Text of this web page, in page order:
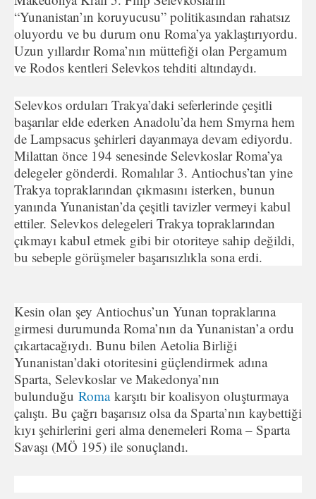
“Yunanistan’ın koruyucusu” politikasından rahatsız
oluyordu ve bu durum onu Roma’ya yaklaştırıyordu.
Uzun yıllardır Roma’nın müttefiği olan Pergamum
ve Rodos kentleri Selevkos tehditi altındaydı.
Selevkos orduları Trakya’daki seferlerinde çeşitli
başarılar elde ederken Anadolu’da hem Smyrna hem
de Lampsacus şehirleri dayanmaya devam ediyordu.
Milattan önce 194 senesinde Selevkoslar Roma’ya
delegeler gönderdi. Romalılar 3. Antiochus’tan yine
Trakya topraklarından çıkmasını isterken, bunun
yanında Yunanistan’da çeşitli tavizler vermeyi kabul
ettiler. Selevkos delegeleri Trakya topraklarından
çıkmayı kabul etmek gibi bir otoriteye sahip değildi,
bu sebeple görüşmeler başarısızlıkla sona erdi.
Kesin olan şey Antiochus’un Yunan topraklarına
girmesi durumunda Roma’nın da Yunanistan’a ordu
çıkartacağıydı. Bunu bilen Aetolia Birliği
Yunanistan’daki otoritesini güçlendirmek adına
Sparta, Selevkoslar ve Makedonya’nın
bulunduğu Romakarşıtı bir koalisyon oluşturmaya
çalıştı. Bu çağrı başarısız olsa da Sparta’nın kaybettiği
kıyı şehirlerini geri alma denemeleri Roma – Sparta
Savaşı (MÖ 195) ile sonuçlandı.